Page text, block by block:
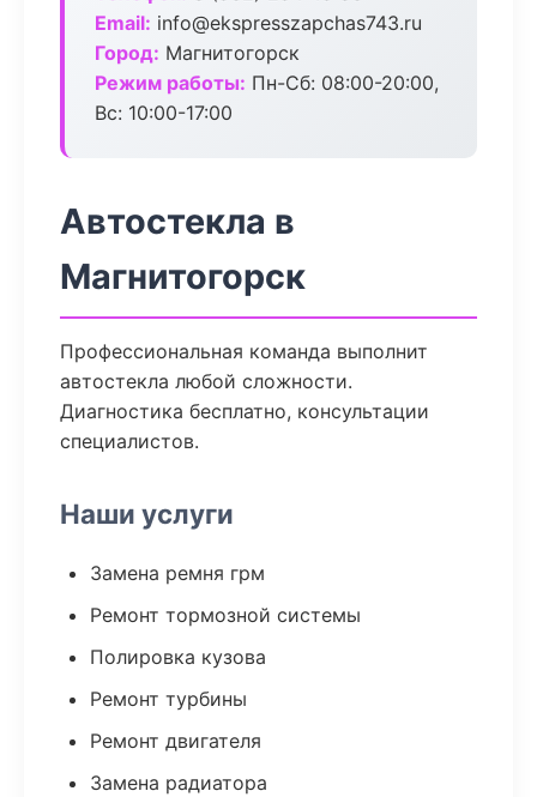
Email: info@ekspresszapchas743.ru
Город: Магнитогорск
Режим работы: Пн-Сб: 08:00-20:00,
Вс: 10:00-17:00
Автостекла в
Магнитогорск
Профессиональная команда выполнит
автостекла любой сложности.
Диагностика бесплатно, консультации
специалистов.
Наши услуги
Замена ремня грм
Ремонт тормозной системы
Полировка кузова
Ремонт турбины
Ремонт двигателя
Замена радиатора